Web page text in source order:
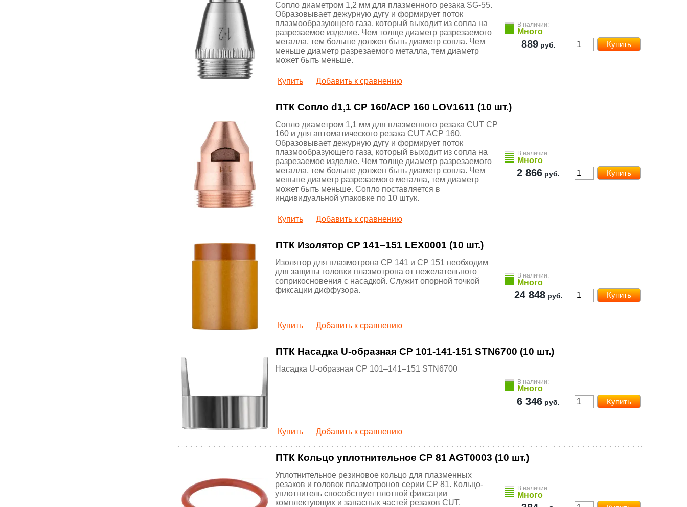
Сопло диаметром 1,2 мм для плазменного резака SG-55.
Образовывает дежурную дугу и формирует поток
плазмообразующего газа, который выходит из сопла на
разрезаемое изделие. Чем толще диаметр разрезаемого
металла, тем больше должен быть диаметр сопла. Чем
меньше диаметр разрезаемого металла, тем диаметр
может быть меньше.
Купить Добавить к сравнению
В наличии:
Много
889руб.
ПТК Сопло d1,1 CP 160/ACP 160 LOV1611 (10 шт.)
Сопло диаметром 1,1 мм для плазменного резака CUT CP
160 и для автоматического резака CUT ACP 160.
Образовывает дежурную дугу и формирует поток
плазмообразующего газа, который выходит из сопла на
разрезаемое изделие. Чем толще диаметр разрезаемого
металла, тем больше должен быть диаметр сопла. Чем
меньше диаметр разрезаемого металла, тем диаметр
может быть меньше. Сопло поставляется в
индивидуальной упаковке по 10 штук.
Купить Добавить к сравнению
В наличии:
Много
2 866 руб.
ПТК Изолятор CP 141–151 LEX0001 (10 шт.)
Изолятор для плазмотрона CP 141 и CP 151 необходим
для защиты головки плазмотрона от нежелательного
соприкосновения с насадкой. Служит опорной точкой
фиксации диффузора.
Купить Добавить к сравнению
В наличии:
Много
24 848руб.
ПТК Насадка U-образная CP 101-141-151 STN6700 (10 шт.)
Насадка U-образная CP 101–141–151 STN6700
Купить Добавить к сравнению
В наличии:
Много
6 346 руб.
ПТК Кольцо уплотнительное CP 81 AGT0003 (10 шт.)
Уплотнительное резиновое кольцо для плазменных
резаков и головок плазмотронов серии CP 81. Кольцо-
уплотнитель способствует плотной фиксации
комплектующих и запасных частей резаков CUT.
В наличии:
Много